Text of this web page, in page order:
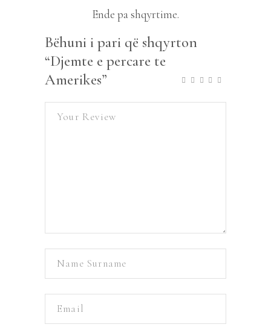
Ende pa shqyrtime.
Bëhuni i pari që shqyrton
“Djemte e percare te
Amerikes”